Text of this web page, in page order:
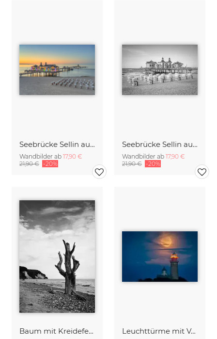
Seebrücke Sellin auf Rügen am Abend
Wandbilder ab 17,90 €
21,90 € -20%
Seebrücke Sellin auf Rügen schwarz-weiß
Wandbilder ab 17,90 €
21,90 € -20%
Baum mit Kreidefelsen auf Rügen Leuchttürme mit Vollmond